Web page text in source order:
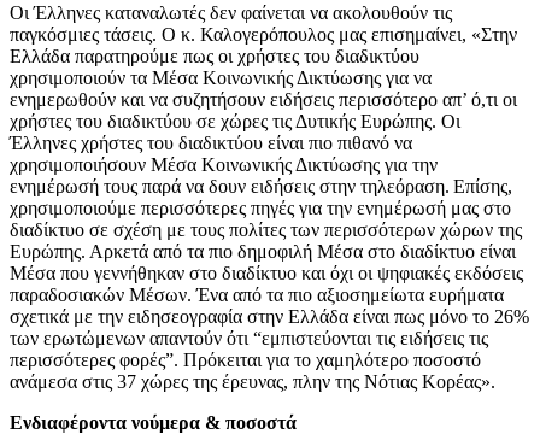
Οι Έλληνες καταναλωτές δεν φαίνεται να ακολουθούν τις
παγκόσμιες τάσεις. Ο κ. Καλογερόπουλος μας επισημαίνει, «Στην
Ελλάδα παρατηρούμε πως οι χρήστες του διαδικτύου
χρησιμοποιούν τα Μέσα Κοινωνικής Δικτύωσης για να
ενημερωθούν και να συζητήσουν ειδήσεις περισσότερο απ’ ό,τι οι
χρήστες του διαδικτύου σε χώρες τις Δυτικής Ευρώπης. Οι
Έλληνες χρήστες του διαδικτύου είναι πιο πιθανό να
χρησιμοποιήσουν Μέσα Κοινωνικής Δικτύωσης για την
ενημέρωσή τους παρά να δουν ειδήσεις στην τηλεόραση. Επίσης,
χρησιμοποιούμε περισσότερες πηγές για την ενημέρωσή μας στο
διαδίκτυο σε σχέση με τους πολίτες των περισσότερων χώρων της
Ευρώπης. Αρκετά από τα πιο δημοφιλή Μέσα στο διαδίκτυο είναι
Μέσα που γεννήθηκαν στο διαδίκτυο και όχι οι ψηφιακές εκδόσεις
παραδοσιακών Μέσων. Ένα από τα πιο αξιοσημείωτα ευρήματα
σχετικά με την ειδησεογραφία στην Ελλάδα είναι πως μόνο το 26%
των ερωτώμενων απαντούν ότι “εμπιστεύονται τις ειδήσεις τις
περισσότερες φορές”. Πρόκειται για το χαμηλότερο ποσοστό
ανάμεσα στις 37 χώρες της έρευνας, πλην της Νότιας Κορέας».
Ενδιαφέροντα νούμερα & ποσοστά